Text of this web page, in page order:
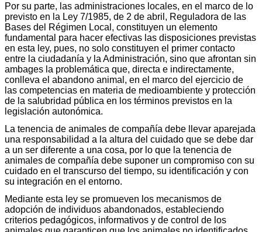
Por su parte, las administraciones locales, en el marco de lo
previsto en la Ley 7/1985, de 2 de abril, Reguladora de las
Bases del Régimen Local, constituyen un elemento
fundamental para hacer efectivas las disposiciones previstas
en esta ley, pues, no solo constituyen el primer contacto
entre la ciudadanía y la Administración, sino que afrontan sin
ambages la problemática que, directa e indirectamente,
conlleva el abandono animal, en el marco del ejercicio de
las competencias en materia de medioambiente y protección
de la salubridad pública en los términos previstos en la
legislación autonómica.
La tenencia de animales de compañía debe llevar aparejada
una responsabilidad a la altura del cuidado que se debe dar
a un ser diferente a una cosa, por lo que la tenencia de
animales de compañía debe suponer un compromiso con su
cuidado en el transcurso del tiempo, su identificación y con
su integración en el entorno.
Mediante esta ley se promueven los mecanismos de
adopción de individuos abandonados, estableciendo
criterios pedagógicos, informativos y de control de los